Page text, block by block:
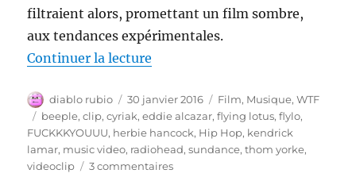
filtraient alors, promettant un film sombre,
aux tendances expérimentales.
Continuer la lecture
Auteur
diablo rubio
Publié
le
30 janvier 2016 Catégories
Film, Musique,WTF
Étiquettes
beeple,clip,cyriak,eddie alcazar,flying lotus,flylo,
FUCKKKYOUUU, herbie hancock, Hip Hop, kendrick
lamar, music video, radiohead,sundance,thom yorke,
videoclip
3 commentairessur